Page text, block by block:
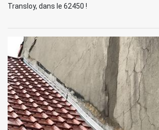
Transloy, dans le 62450 !